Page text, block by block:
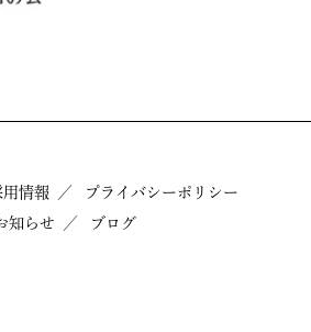
用情報
プライバシーポリシー
知らせ
ブログ